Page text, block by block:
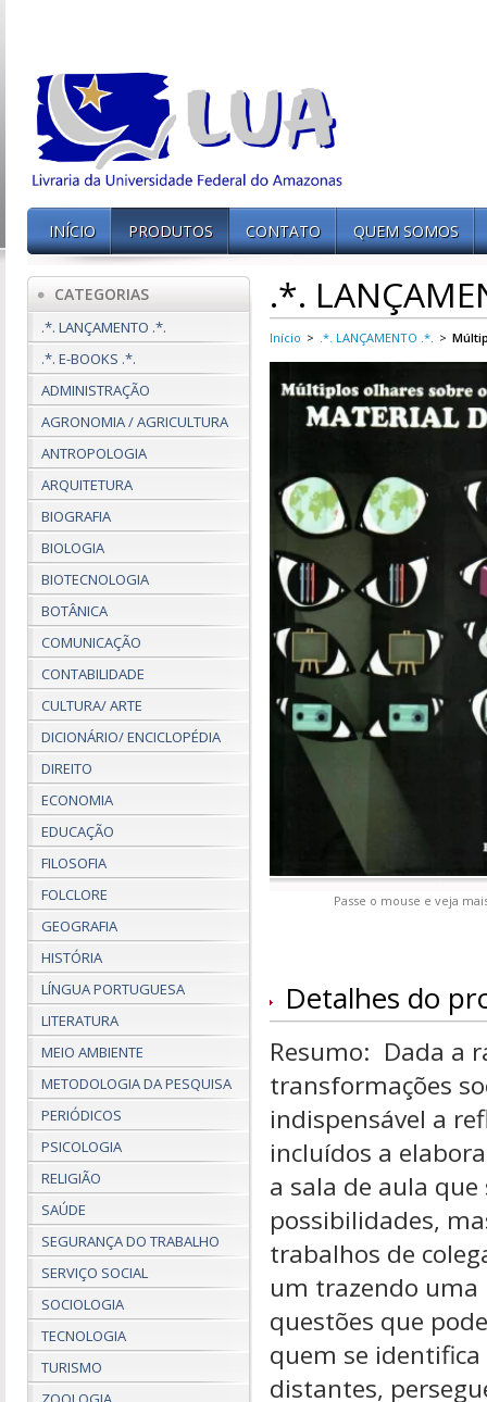
INÍCIO PRODUTOS CONTATO QUEM SOMOS
CATEGORIAS
.*. LANÇAMENTO .*.
.*. E-BOOKS .*.
ADMINISTRAÇÃO
AGRONOMIA / AGRICULTURA
ANTROPOLOGIA
ARQUITETURA
BIOGRAFIA
BIOLOGIA
BIOTECNOLOGIA
BOTÂNICA
COMUNICAÇÃO
CONTABILIDADE
CULTURA/ ARTE
DICIONÁRIO/ ENCICLOPÉDIA
DIREITO
ECONOMIA
EDUCAÇÃO
FILOSOFIA
FOLCLORE
GEOGRAFIA
HISTÓRIA
LÍNGUA PORTUGUESA
LITERATURA
MEIO AMBIENTE
METODOLOGIA DA PESQUISA
PERIÓDICOS
PSICOLOGIA
RELIGIÃO
SAÚDE
SEGURANÇA DO TRABALHO
SERVIÇO SOCIAL
SOCIOLOGIA
TECNOLOGIA
TURISMO
.*.
Início > .*. LANÇAMENTO .*. >
Passe o mouse e veja
Detalhes do
Resumo: Dada a
transformações
indispensável a
incluídos a
a sala de aula
possibilidades,
trabalhos de
um trazendo
questões que
quem se
distantes,